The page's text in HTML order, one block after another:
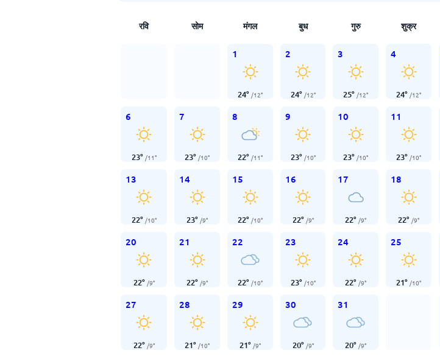
रवि सोम मंगल बुध गुरु शुक्र
1
24° /12°
2
24° /12°
3
25° /12°
4
24° /12°
6
23° /11°
7
23° /10°
8
22° /11°
9
23° /10°
10
23° /10°
11
23° /10°
13
22° /10°
14
23° /9°
15
22° /10°
16
22° /9°
17
22° /9°
18
22° /9°
20
22° /9°
21
22° /9°
22
22° /10°
23
23° /10°
24
22° /9°
25
21° /10°
27
22° /9°
28
21° /10°
29
21° /9°
30
20° /9°
31
20° /9°